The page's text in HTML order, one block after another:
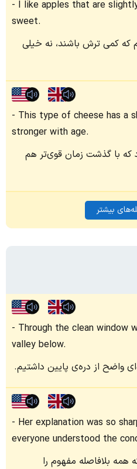
I like apples that are
sweet.
کمی ترش باشند، نه خیلی
This type of cheese has a
stronger with age.
که با گذشت زمان قوی‌تر هم
بیشتر
Through the clean window
valley below.
واضح از دره‌ی پایین داشتیم.
Her explanation was so
everyone understood the
بلافاصله مفهوم را